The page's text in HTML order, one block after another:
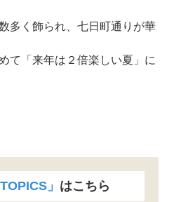
多く飾られ、七日町通りが華
て「来年は２倍楽しい夏」に
」 はこちら